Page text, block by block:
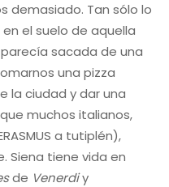
demasiado. Tan sólo lo
el suelo de aquella
sacada de una
una pizza
la ciudad y dar una
muchos italianos,
a tutiplén),
Siena tiene vida en
de Venerdiy